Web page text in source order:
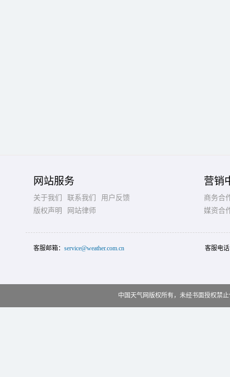
网站服务
关于我们 联系我们
用户反馈
版权声明
网站律师
营销
商务合
媒资合
客服邮箱： service@weather.com.cn 客服电
中国天气网版权所有，未经书面授权